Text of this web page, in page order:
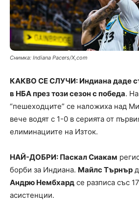
Снимка: Indiana Pacers/X,com
КАКВО СЕ СЛУЧИ: Индиана даде
в НБА през този сезон с победа.
“пешеходците” се наложиха над
вече водят с 1-0 в серията от
елиминациите на Изток.
НАЙ-ДОБРИ: Паскал Сиакам
борби за Индиана. Майлс Търнър
Андрю Нембхард се разписа със
асистенции.